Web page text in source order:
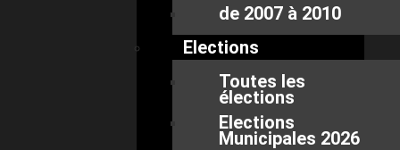
de 2007 à 2010
Elections
Toutes les
élections
Elections
Municipales 2026